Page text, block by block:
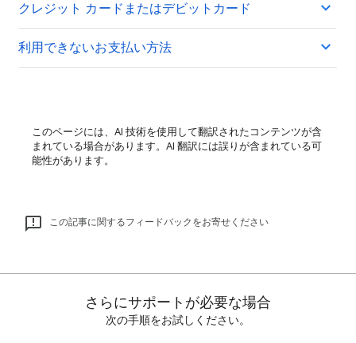
クレジット カードまたはデビットカード
利用できないお支払い方法
このページには、AI 技術を使用して翻訳されたコンテンツが含
まれている場合があります。AI 翻訳には誤りが含まれている可
能性があります。
この記事に関するフィードバックをお寄せください
さらにサポートが必要な場合
次の手順をお試しください。